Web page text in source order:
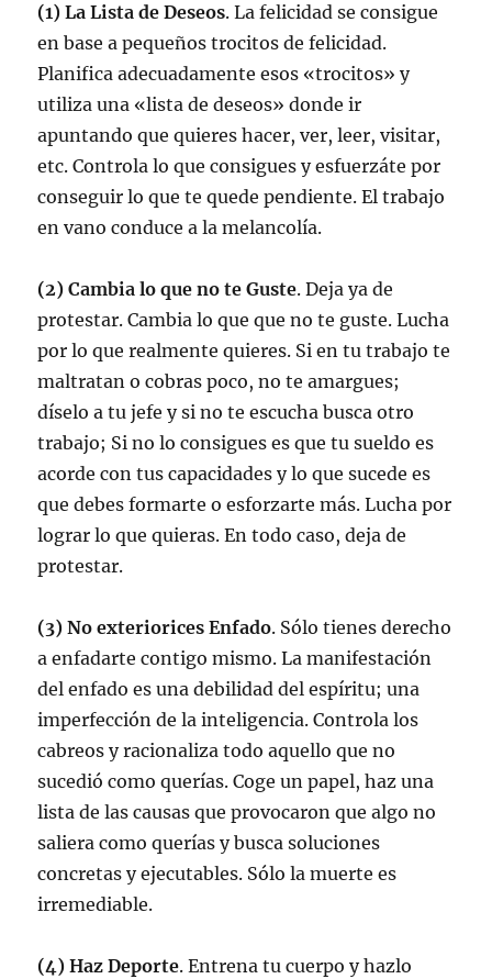
(1) La Lista de Deseos. La felicidad se consigue
en base a pequeños trocitos de felicidad.
Planifica adecuadamente esos «trocitos» y
utiliza una «lista de deseos» donde ir
apuntando que quieres hacer, ver, leer, visitar,
etc. Controla lo que consigues y esfuerzáte por
conseguir lo que te quede pendiente. El trabajo
en vano conduce a la melancolía.
(2) Cambia lo que no te Guste. Deja ya de
protestar. Cambia lo que que no te guste. Lucha
por lo que realmente quieres. Si en tu trabajo te
maltratan o cobras poco, no te amargues;
díselo a tu jefe y si no te escucha busca otro
trabajo; Si no lo consigues es que tu sueldo es
acorde con tus capacidades y lo que sucede es
que debes formarte o esforzarte más. Lucha por
lograr lo que quieras. En todo caso, deja de
protestar.
(3) No exteriorices Enfado. Sólo tienes derecho
a enfadarte contigo mismo. La manifestación
del enfado es una debilidad del espíritu; una
imperfección de la inteligencia. Controla los
cabreos y racionaliza todo aquello que no
sucedió como querías. Coge un papel, haz una
lista de las causas que provocaron que algo no
saliera como querías y busca soluciones
concretas y ejecutables. Sólo la muerte es
irremediable.
(4) Haz Deporte. Entrena tu cuerpo y hazlo